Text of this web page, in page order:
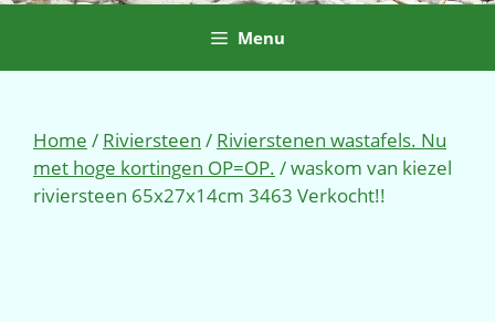
Menu
Home / Riviersteen / Rivierstenen wastafels. Nu
met hoge kortingen OP=OP. / waskom van kiezel
riviersteen 65x27x14cm 3463 Verkocht!!